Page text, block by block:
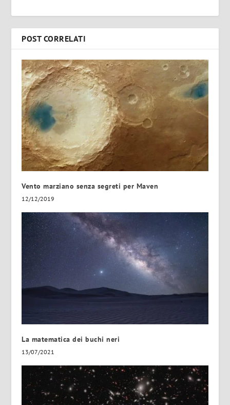
POST CORRELATI
Vento marziano senza segreti per Maven
12/12/2019
La matematica dei buchi neri
13/07/2021